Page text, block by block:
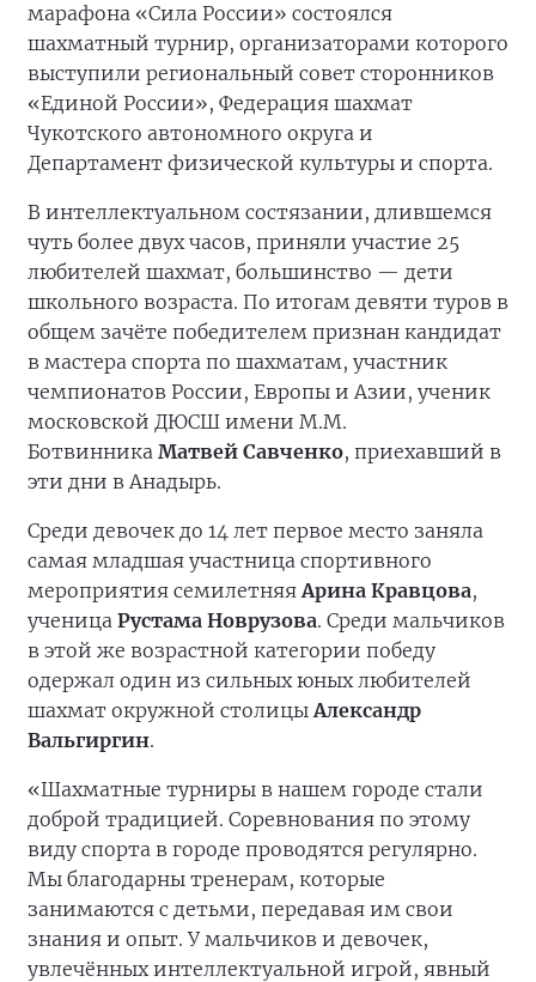
марафона «Сила России» состоялся
шахматный турнир, организаторами которого
выступили региональный совет сторонников
«Единой России», Федерация шахмат
Чукотского автономного округа и
Департамент физической культуры и спорта.
В интеллектуальном состязании, длившемся
чуть более двух часов, приняли участие 25
любителей шахмат, большинство — дети
школьного возраста. По итогам девяти туров в
общем зачёте победителем признан кандидат
в мастера спорта по шахматам, участник
чемпионатов России, Европы и Азии, ученик
московской ДЮСШ имени М.М.
Ботвинника Матвей Савченко, приехавший в
эти дни в Анадырь.
Среди девочек до 14 лет первое место заняла
самая младшая участница спортивного
мероприятия семилетняяАрина Кравцова,
ученица Рустама Новрузова. Среди мальчиков
в этой же возрастной категории победу
одержал один из сильных юных любителей
шахмат окружной столицыАлександр
Вальгиргин.
«Шахматные турниры в нашем городе стали
доброй традицией. Соревнования по этому
виду спорта в городе проводятся регулярно.
Мы благодарны тренерам, которые
занимаются с детьми, передавая им свои
знания и опыт. У мальчиков и девочек,
увлечённых интеллектуальной игрой, явный